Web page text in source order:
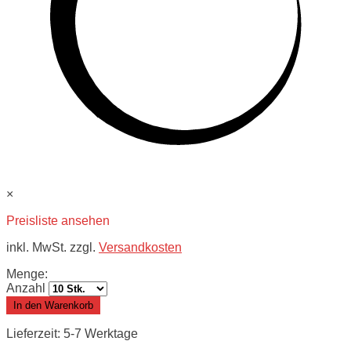
×
Preisliste ansehen
inkl. MwSt. zzgl. Versandkosten
Menge:
Anzahl
In den Warenkorb
Lieferzeit: 5-7 Werktage